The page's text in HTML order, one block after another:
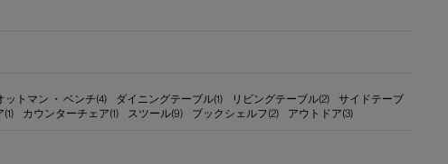
ットマン ・ ベンチ(4) ダイニングテーブル(1) リビングテーブル(2)
サイドテーブ
カウンターチェア(1) スツール(9) ブックシェルフ(2) アウトドア(3)